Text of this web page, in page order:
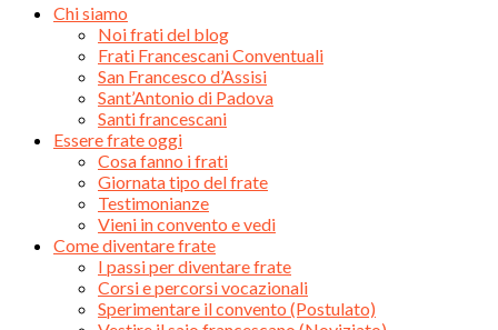
Chi siamo
Noi frati del blog
Frati Francescani Conventuali
San Francesco d’Assisi
Sant’Antonio di Padova
Santi francescani
Essere frate oggi
Cosa fanno i frati
Giornata tipo del frate
Testimonianze
Vieni in convento e vedi
Come diventare frate
I passi per diventare frate
Corsi e percorsi vocazionali
Sperimentare il convento (Postulato)